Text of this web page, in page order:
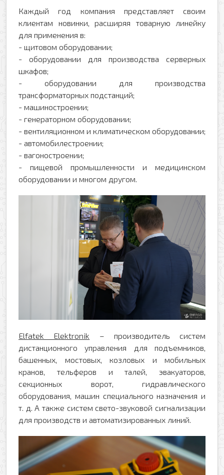
Каждый год компания представляет своим
клиентам новинки, расширяя товарную линейку
для применения в:
- щитовом оборудовании;
- оборудовании для производства серверных
шкафов;
- оборудовании для производства
трансформаторных подстанций;
- машиностроении;
- генераторном оборудовании;
- вентиляционном и климатическом оборудовании;
- автомобилестроении;
- вагоностроении;
- пищевой промышленности и медицинском
оборудовании и многом другом.
Elfatek Elektronik – производитель систем
дистанционного управления для подъемников,
башенных, мостовых, козловых и мобильных
кранов, тельферов и талей, эвакуаторов,
секционных ворот, гидравлического
оборудования, машин специального назначения и
т. д. А также систем свето-звуковой сигнализации
для производств и автоматизированных линий.